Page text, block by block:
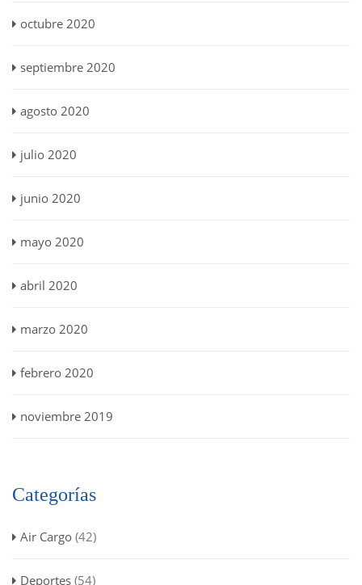
octubre 2020
septiembre 2020
agosto 2020
julio 2020
junio 2020
mayo 2020
abril 2020
marzo 2020
febrero 2020
noviembre 2019
Categorías
Air Cargo (42)
Deportes (54)